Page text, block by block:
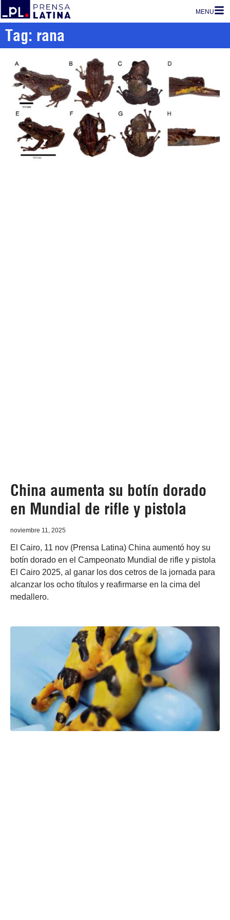
MENU
Tag: rana
China aumenta su botín dorado
en Mundial de rifle y pistola
noviembre 11, 2025
El Cairo, 11 nov (Prensa Latina) China aumentó hoy su
botín dorado en el Campeonato Mundial de rifle y pistola
El Cairo 2025, al ganar los dos cetros de la jornada para
alcanzar los ocho títulos y reafirmarse en la cima del
medallero.